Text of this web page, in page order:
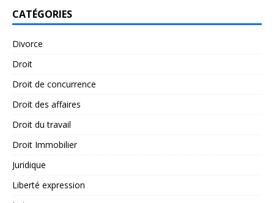
CATÉGORIES
Divorce
Droit
Droit de concurrence
Droit des affaires
Droit du travail
Droit Immobilier
Juridique
Liberté expression